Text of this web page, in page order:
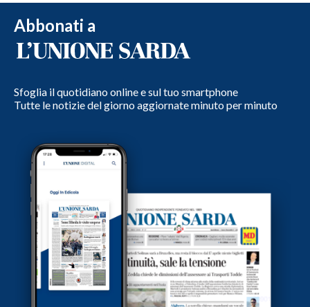
Abbonati a
Sfoglia il quotidiano online e sul tuo smartphone
Tutte le notizie del giorno aggiornate minuto per minuto